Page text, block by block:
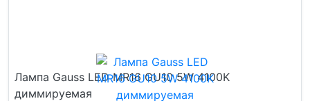
Лампа Gauss LED MR16 GU10 5W 4100K
диммируемая